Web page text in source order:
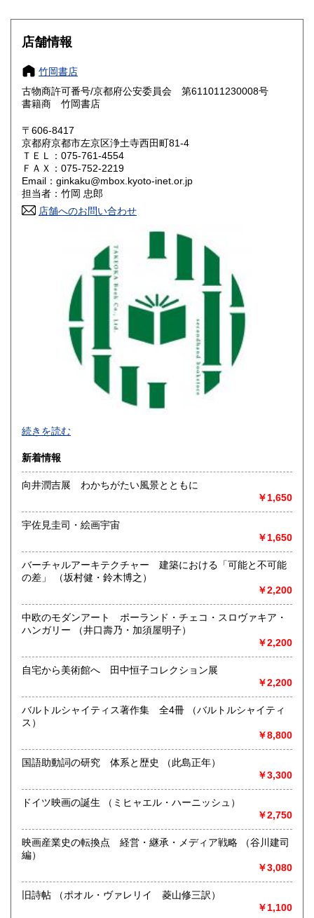
奈良県 550円 和歌山県 550円
岡山県 550円
山口県 550円 徳島県
香川県 550円
福岡県
600円 大分県
600円 鹿児島県
1,600円
店舗情報
竹岡書店
古物商許可番号/京都府公安委員会 第611011230008号
書籍商 竹岡書店
〒606-8417
京都府京都市左京区浄土寺西田町81-4
ＴＥＬ：075-761-4554
ＦＡＸ：075-752-2219
Email：ginkaku@mbox.kyoto-inet.or.jp
担当者：竹岡 忠郎
店舗へのお問い合わせ
◆本の在庫について◆
当店に在庫している本はほぼ別棟倉庫に保管していますの
で、性急なお求めにはご対応致し兼ねます。ご来店にてお求
めになりたい場合は事前にご一報下さいませ。
沿線名：-
営業時間：平日・土・祝10時半～18時
定休日：日曜日
書籍の買取について
-
取り扱い分野
総記、哲学宗教、歴史、社会科学、自然科学、美術工芸、国
語国文、外国文学、近代文献、趣味、外国書、サブカルチャ
ー、古書一般（その他）
続きを読む
新着情報
向井潤吉展 わかちがたい風景とともに
￥1,650
宇佐見圭司・絵画宇宙
￥1,650
バーチャルアーキテクチャー 建築における「可能と不可能
の差」 （坂村健・鈴木博之）
￥2,200
中欧のモダンアート ポーランド・チェコ・スロヴァキア・
ハンガリー （井口壽乃・加須屋明子）
￥2,200
自宅から美術館へ 田中恒子コレクション展
￥2,200
バルトルシャイティス著作集 全4冊 （バルトルシャイティ
ス）
￥8,800
国語助動詞の研究 体系と歴史 （此島正年）
￥3,300
ドイツ映画の誕生 （ミヒャエル・ハーニッシュ）
￥2,750
映画産業史の転換点 経営・継承・メディア戦略 （谷川建司
編）
￥3,080
旧詩帖 （ポオル・ヴァレリイ 菱山修三訳）
￥1,100